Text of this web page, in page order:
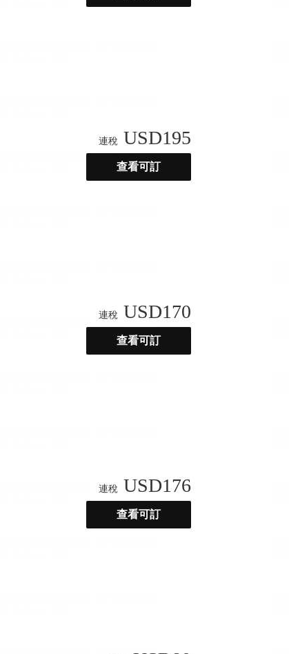
連稅 USD195
查看可訂
連稅 USD170
查看可訂
連稅 USD176
查看可訂